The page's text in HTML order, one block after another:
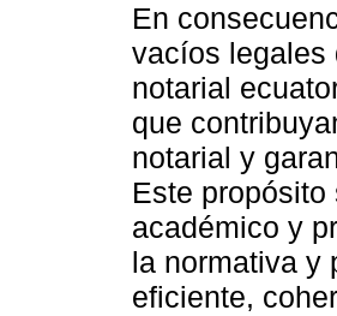
En
vacíos legales
notarial
que
notarial y
Este
académico y
la normativa y
eficiente,